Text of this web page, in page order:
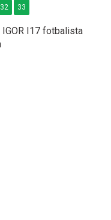
IGOR I17 fotbalista
32 33